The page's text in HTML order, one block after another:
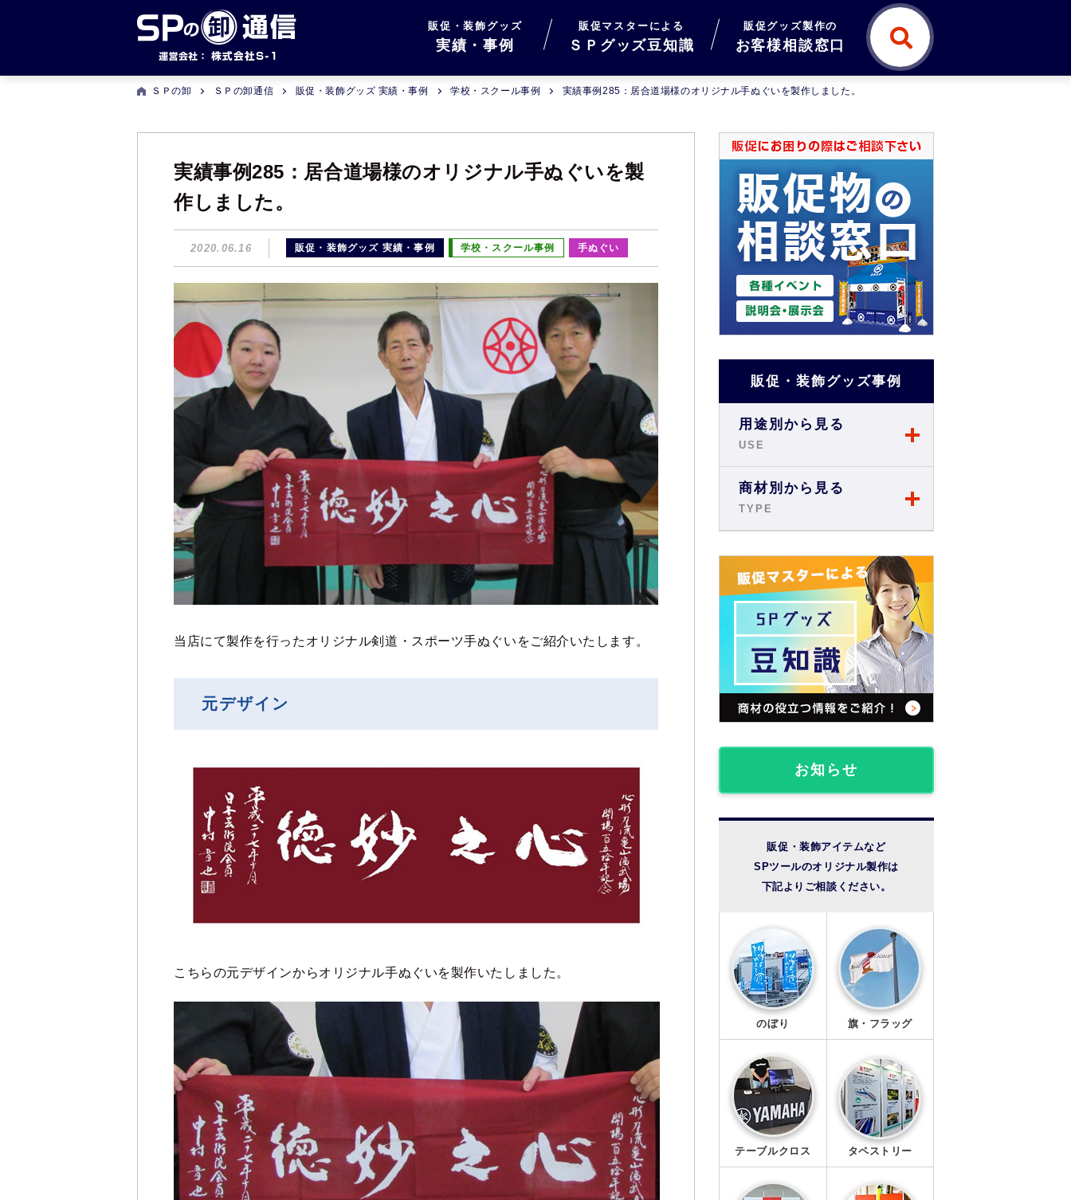
販促・装飾グッズ
実績・事例
販促マスターによる
ＳＰグッズ豆知識
販促グッズ製作の
お客様相談窓口
ＳＰの卸 ＳＰの卸通信 販促・装飾グッズ 実績・事例 学校・スクール事例 実績事例285：居合道場様のオリジナル手ぬぐいを製作しました。
実績事例285：居合道場様のオリジナル手ぬぐいを製
作しました。
2020.06.16 販促・装飾グッズ 実績・事例 学校・スクール事例 手ぬぐい
当店にて製作を行ったオリジナル剣道・スポーツ手ぬぐいをご紹介いたします。
元デザイン
こちらの元デザインからオリジナル手ぬぐいを製作いたしました。
販促・装飾グッズ事例
用途別から見る
USE
店舗・ショップ事例
展示会・説明会事例
お祭り事例
商店街・イベント事例
オフィス・現場事例
学校・スクール事例
団体・クラブ事例
ライブ観戦事例
温泉・宿泊施設
その他の事例
商材別から見る
TYPE
旗・フラッグ
テーブルクロス
バックパネル
バナースタンド
フロアマット
椅子カバー
のれん
法被・半纏
風呂敷
手ぬぐい
トートバッグ
幕・シート
タペストリー
シール・ステッカー
クリアファイル
お知らせ
販促・装飾アイテムなど
SPツールのオリジナル製作は
下記よりご相談ください。
のぼり 旗・フラッグ
テーブルクロス タペストリー